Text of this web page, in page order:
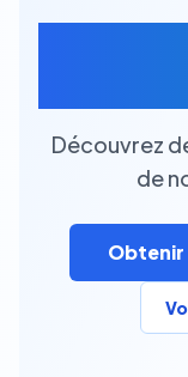
Découvrez
de
Obtenir